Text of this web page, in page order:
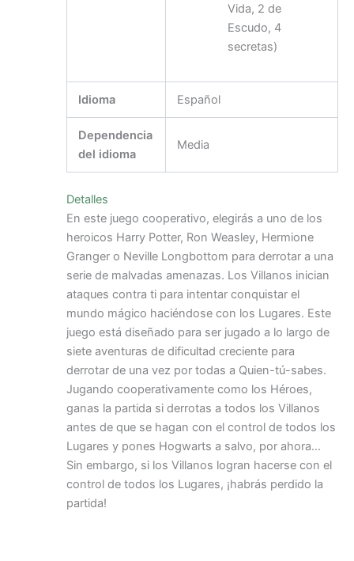
Vida, 2 de
Escudo, 4
secretas)
Idioma Español
Dependencia
del idioma
Media
Detalles
En este juego cooperativo, elegirás a uno de los
heroicos Harry Potter, Ron Weasley, Hermione
Granger o Neville Longbottom para derrotar a una
serie de malvadas amenazas. Los Villanos inician
ataques contra ti para intentar conquistar el
mundo mágico haciéndose con los Lugares. Este
juego está diseñado para ser jugado a lo largo de
siete aventuras de dificultad creciente para
derrotar de una vez por todas a Quien-tú-sabes.
Jugando cooperativamente como los Héroes,
ganas la partida si derrotas a todos los Villanos
antes de que se hagan con el control de todos los
Lugares y pones Hogwarts a salvo, por ahora…
Sin embargo, si los Villanos logran hacerse con el
control de todos los Lugares, ¡habrás perdido la
partida!